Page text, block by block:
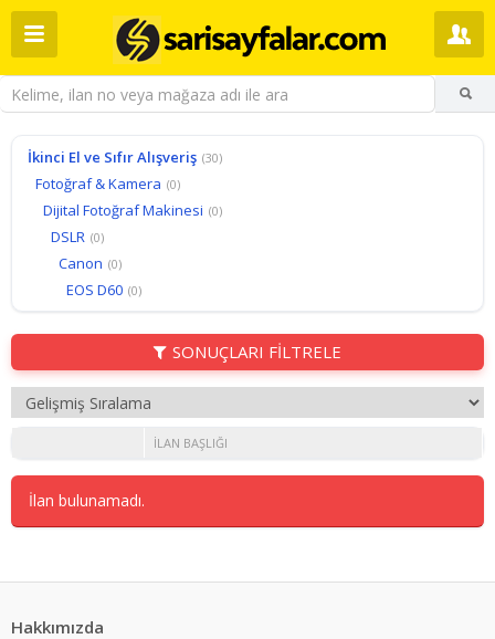
İkinci El ve Sıfır Alışveriş (30)
Fotoğraf & Kamera (0)
Dijital Fotoğraf Makinesi (0)
DSLR (0)
Canon (0)
EOS D60 (0)
SONUÇLARI FİLTRELE
İLAN BAŞLIĞI
İlan bulunamadı.
Hakkımızda